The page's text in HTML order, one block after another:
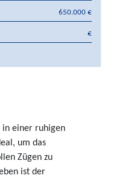
650.000 €
€
in einer ruhigen
um das
Zügen zu
ist der